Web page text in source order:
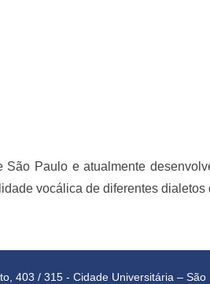
Paulo e atualmente
vocálica de diferentes dialetos
403 / 315 - Cidade Universitária –